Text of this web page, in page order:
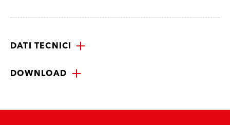
DATI TECNICI
DOWNLOAD